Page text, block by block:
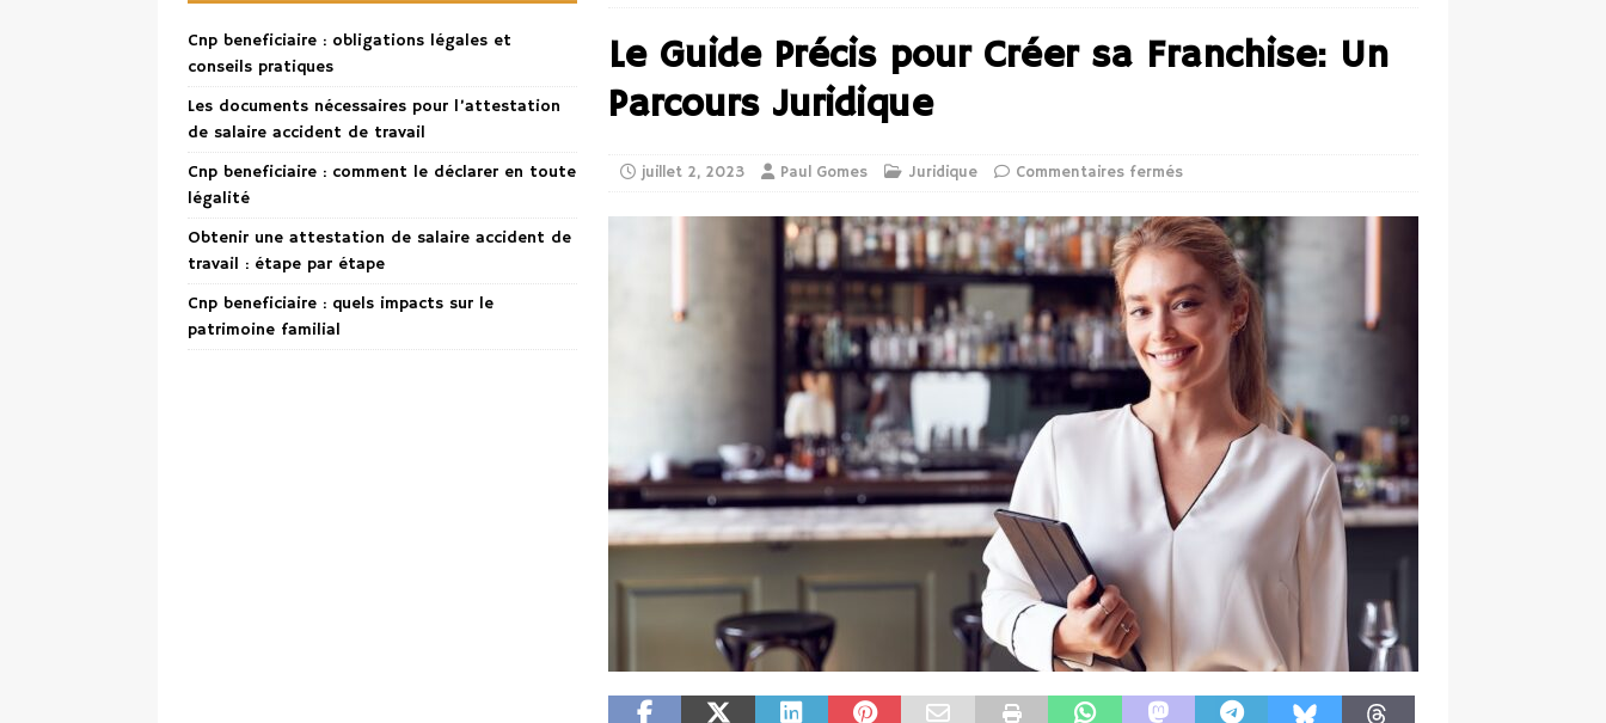
Le Guide Précis pour Créer sa Franchise: Un
Parcours Juridique
juillet 2, 2023 Paul Gomes Juridique Commentaires fermés
Cnp beneficiaire : obligations légales et
conseils pratiques
Les documents nécessaires pour l’attestation
de salaire accident de travail
Cnp beneficiaire : comment le déclarer en toute
légalité
Obtenir une attestation de salaire accident de
travail : étape par étape
Cnp beneficiaire : quels impacts sur le
patrimoine familial